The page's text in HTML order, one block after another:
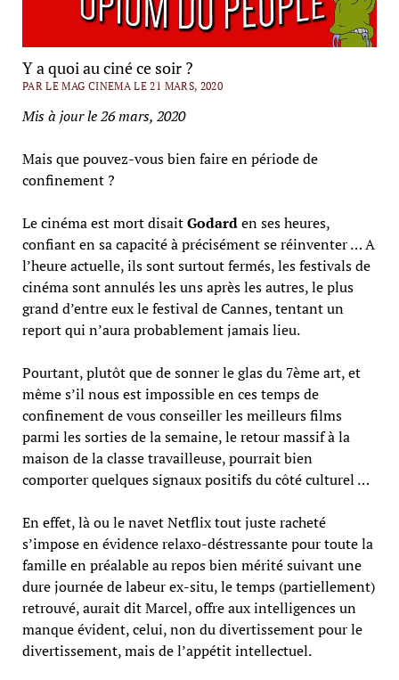
Y a quoi au ciné ce soir ?
PAR LE MAG CINEMA LE 21 MARS, 2020
Mis à jour le 26 mars, 2020
Mais que pouvez-vous bien faire en période de
confinement ?
Le cinéma est mort disaitGodarden ses heures,
confiant en sa capacité à précisément se réinventer … A
l’heure actuelle, ils sont surtout fermés, les festivals de
cinéma sont annulés les uns après les autres, le plus
grand d’entre eux le festival de Cannes, tentant un
report qui n’aura probablement jamais lieu.
Pourtant, plutôt que de sonner le glas du 7ème art, et
même s’il nous est impossible en ces temps de
confinement de vous conseiller les meilleurs films
parmi les sorties de la semaine, le retour massif à la
maison de la classe travailleuse, pourrait bien
comporter quelques signaux positifs du côté culturel …
En effet, là ou le navet Netflix tout juste racheté
s’impose en évidence relaxo-déstressante pour toute la
famille en préalable au repos bien mérité suivant une
dure journée de labeur ex-situ, le temps (partiellement)
retrouvé, aurait dit Marcel, offre aux intelligences un
manque évident, celui, non du divertissement pour le
divertissement, mais de l’appétit intellectuel.